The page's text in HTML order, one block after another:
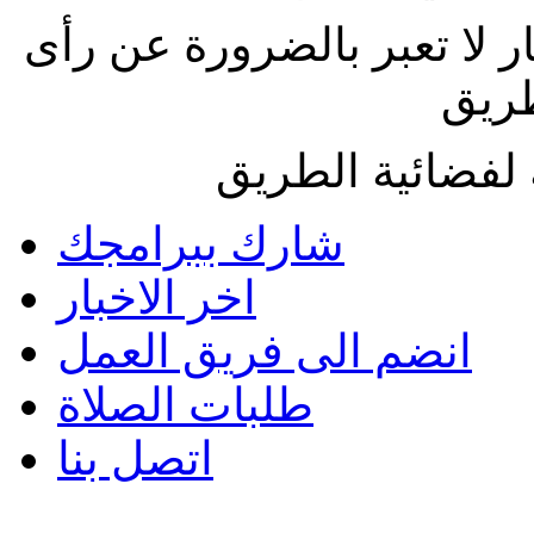
لا تعبر بالضرورة عن رأى
الطريق
شارك ببرامجك
اخر الاخبار
انضم الى فريق العمل
طلبات الصلاة
اتصل بنا